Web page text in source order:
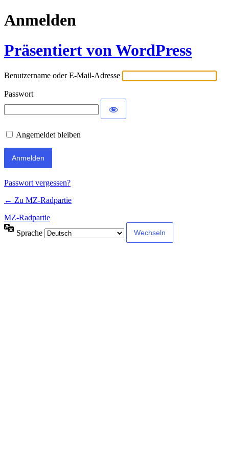
Anmelden
Präsentiert von WordPress
Benutzername oder E-Mail-Adresse
Passwort
Angemeldet bleiben
Passwort vergessen?
← Zu MZ-Radpartie
MZ-Radpartie
Sprache